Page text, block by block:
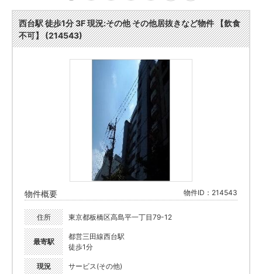
西台駅 徒歩1分 3F 現況:その他 その他居抜きなど物件 【飲食
不可】 (214543)
物件概要 物件ID：214543
住所 東京都板橋区高島平一丁目79-12
最寄駅
都営三田線西台駅
徒歩1分
現況 サービス(その他)